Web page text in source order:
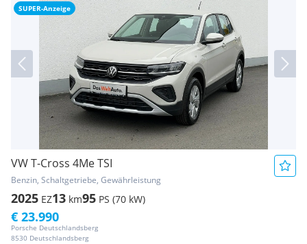
SUPER-Anzeige
VW T-Cross 4Me TSI
Benzin, Schaltgetriebe, Gewährleistung
2025 EZ13 km95 PS (70 kW)
Porsche Deutschlandsberg
8530 Deutschlandsberg
€ 23.990